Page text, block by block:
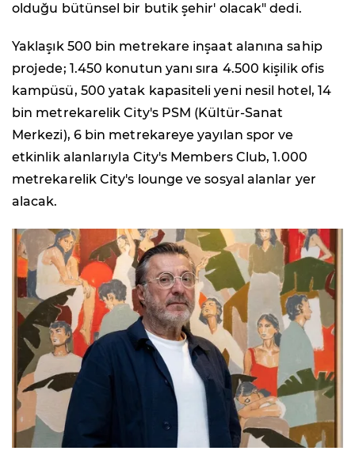
olduğu bütünsel bir butik şehir' olacak" dedi.
Yaklaşık 500 bin metrekare inşaat alanına sahip
projede; 1.450 konutun yanı sıra 4.500 kişilik ofis
kampüsü, 500 yatak kapasiteli yeni nesil hotel, 14
bin metrekarelik City's PSM (Kültür-Sanat
Merkezi), 6 bin metrekareye yayılan spor ve
etkinlik alanlarıyla City's Members Club, 1.000
metrekarelik City's lounge ve sosyal alanlar yer
alacak.